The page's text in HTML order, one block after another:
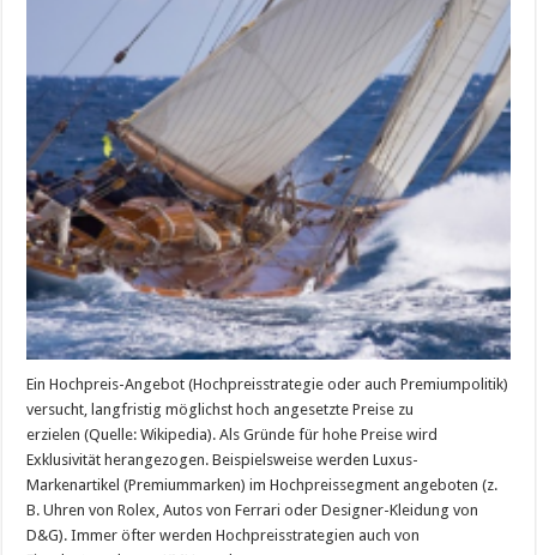
Ein Hochpreis-Angebot (Hochpreisstrategie oder auch Premiumpolitik)
versucht, langfristig möglichst hoch angesetzte Preise zu
erzielen (Quelle: Wikipedia). Als Gründe für hohe Preise wird
Exklusivität herangezogen. Beispielsweise werden Luxus-
Markenartikel (Premiummarken) im Hochpreissegment angeboten (z.
B. Uhren von Rolex, Autos von Ferrari oder Designer-Kleidung von
D&G). Immer öfter werden Hochpreisstrategien auch von